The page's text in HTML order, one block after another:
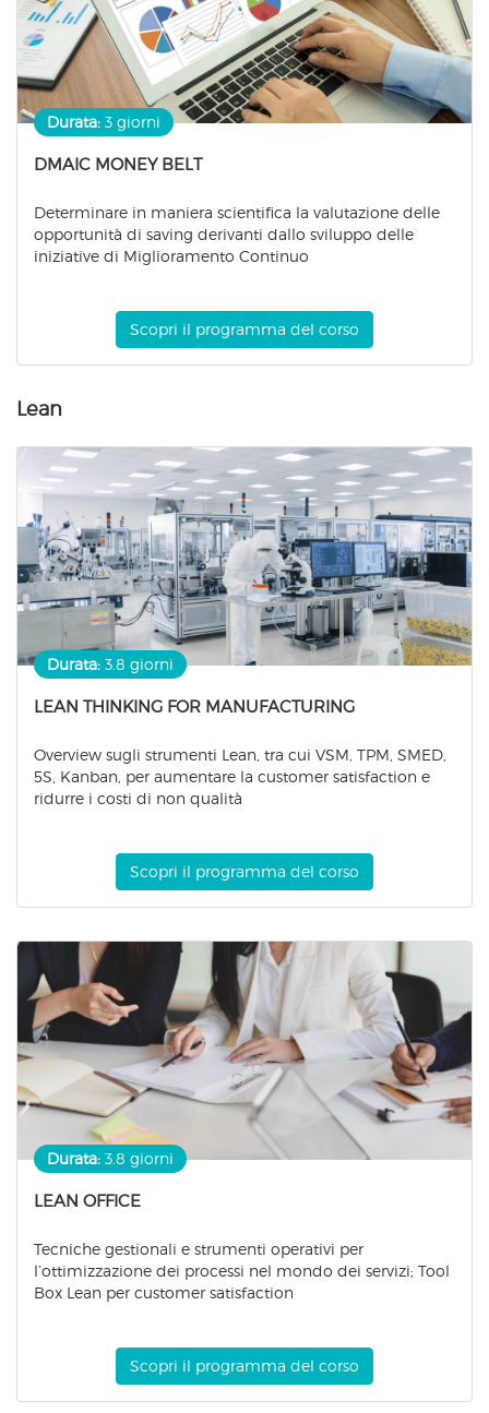
Durata: 3 giorni
DMAIC MONEY BELT
Determinare in maniera scientifica la valutazione delle
opportunità di saving derivanti dallo sviluppo delle
iniziative di Miglioramento Continuo
Scopri il programma del corso
Lean
Durata: 3.8 giorni
LEAN THINKING FOR MANUFACTURING
Overview sugli strumenti Lean, tra cui VSM, TPM, SMED,
5S, Kanban, per aumentare la customer satisfaction e
ridurre i costi di non qualità
Scopri il programma del corso
Durata: 3.8 giorni
LEAN OFFICE ​
Tecniche gestionali e strumenti operativi per
l’ottimizzazione dei processi nel mondo dei servizi; Tool
Box Lean per customer satisfaction
Scopri il programma del corso